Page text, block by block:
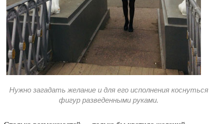
Нужно загадать желание и для его исполнения коснуться
фигур разведенными руками.